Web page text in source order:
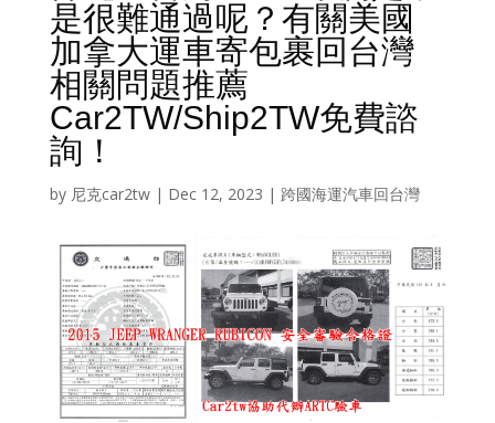
是很難通過呢？有關美國
加拿大運車寄包裹回台灣
相關問題推薦
Car2TW/Ship2TW免費諮
詢！
by 尼克car2tw| Dec 12, 2023 | 跨國海運汽車回台灣